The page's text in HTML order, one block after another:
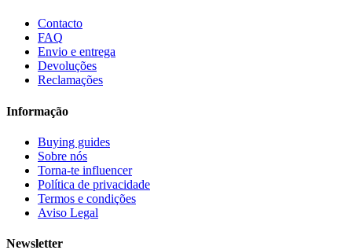
Contacto
FAQ
Envio e entrega
Devoluções
Reclamações
Informação
Buying guides
Sobre nós
Torna-te influencer
Política de privacidade
Termos e condições
Aviso Legal
Newsletter